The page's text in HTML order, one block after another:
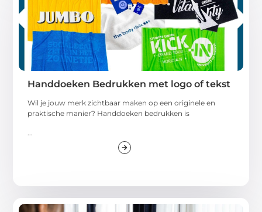
Handdoeken Bedrukken met logo of tekst
Wil je jouw merk zichtbaar maken op een originele en
praktische manier? Handdoeken bedrukken is